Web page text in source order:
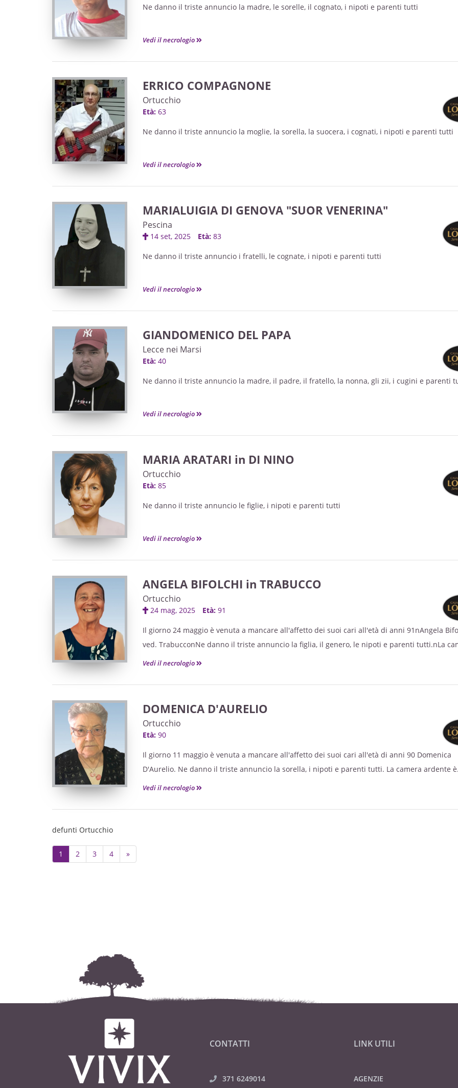
Ne danno il triste annuncio la madre, le sorelle, il cognato, i nipoti e parenti tutti
Vedi il necrologio
ERRICO COMPAGNONE
Ortucchio
Età: 63
Ne danno il triste annuncio la moglie, la sorella, la suocera, i cognati, i nipoti e parenti tutti
Vedi il necrologio
MARIALUIGIA DI GENOVA "SUOR VENERINA"
Pescina
14 set, 2025 Età:83
Ne danno il triste annuncio i fratelli, le cognate, i nipoti e parenti tutti
Vedi il necrologio
GIANDOMENICO DEL PAPA
Lecce nei Marsi
Età: 40
Ne danno il triste annuncio la madre, il padre, il fratello, la nonna, gli zii, i cugini e parenti
Vedi il necrologio
MARIA ARATARI in DI NINO
Ortucchio
Età: 85
Ne danno il triste annuncio le figlie, i nipoti e parenti tutti
Vedi il necrologio
ANGELA BIFOLCHI in TRABUCCO
Ortucchio
24 mag, 2025 Età:91
Il giorno 24 maggio è venuta a mancare all'affetto dei suoi cari all'età di anni 91nAngela
ved. TrabucconNe danno il triste annuncio la figlia, il genero, le nipoti e parenti tutti.nLa
ardente è allestita presso la Casa Funeraria Villa Liliana LONGO in Ortucchio Via Madonna
nella Chiesa di Santa Maria Capodacqua in Ortucchio.nLa famiglia ringrazia quanti
WWW.CASAFUNERARIALONGO.ITnCASA FUNERARIA LONGOnServizi Funebri
Vedi il necrologio
DOMENICA D'AURELIO
Ortucchio
Età: 90
Il giorno 11 maggio è venuta a mancare all'affetto dei suoi cari all'età di anni 90 Domenica
D'Aurelio. Ne danno il triste annuncio la sorella, i nipoti e parenti tutti. La camera ardente è
allestita presso la Casa di Cura Villa Fulvia in Roma Via Appia Nuova,901 ORARIO 08.00 -
Capodcaqua in Ortucchio. La famiglia ringrazia quanti prenderanno parte alle esequie
Vedi il necrologio
defunti Ortucchio
1 2 3 4 »Next
CONTATTI
371 6249014
LINK UTILI
AGENZIE